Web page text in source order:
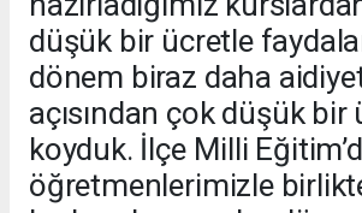
düşük bir ücretle
dönem biraz daha
açısından çok düşük bir
koyduk. İlçe Milli
öğretmenlerimizle